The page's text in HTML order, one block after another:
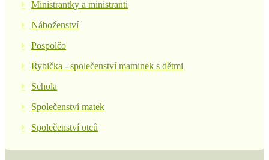
Ministrantky a ministranti
Náboženství
Pospolčo
Rybička - společenství maminek s dětmi
Schola
Společenství matek
Společenství otců